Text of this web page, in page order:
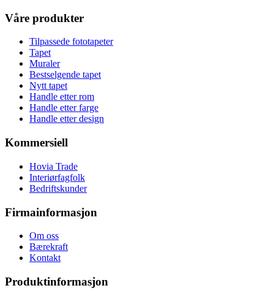
Våre produkter
Tilpassede fototapeter
Tapet
Muraler
Bestselgende tapet
Nytt tapet
Handle etter rom
Handle etter farge
Handle etter design
Kommersiell
Hovia Trade
Interiørfagfolk
Bedriftskunder
Firmainformasjon
Om oss
Bærekraft
Kontakt
Produktinformasjon